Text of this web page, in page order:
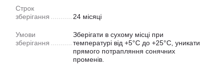
Строк
зберігання
24 місяці
Умови
зберігання
Зберігати в сухому місці при
температурі від +5°C до +25°C, уникати
прямого потрапляння сонячних
променів.